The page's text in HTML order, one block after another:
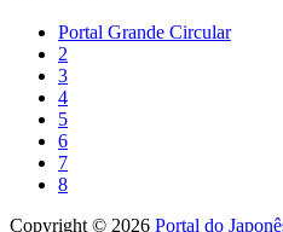
Portal Grande Circular
2
3
4
5
6
7
8
Copyright © 2026 Portal do